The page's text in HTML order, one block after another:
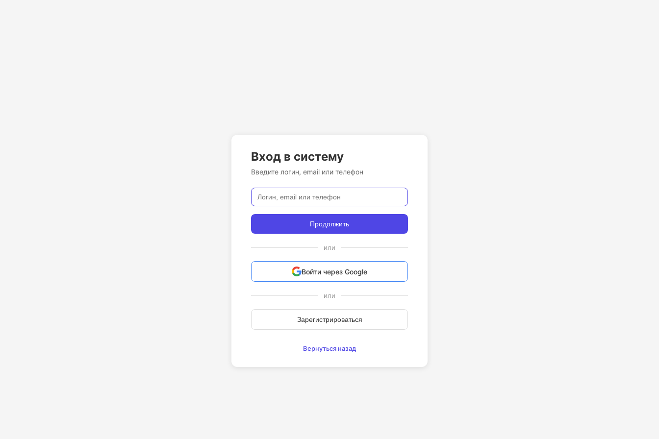
Вход в систему
Введите логин, email или телефон
Продолжить
или
Войти через Google
или
Зарегистрироваться
Вернуться назад